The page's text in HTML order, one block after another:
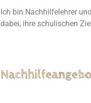
Ich bin Nachhilfelehrer
dabei, ihre schulischen